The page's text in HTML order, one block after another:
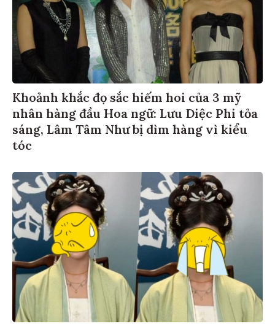
Khoảnh khắc đọ sắc hiếm hoi của 3 mỹ
nhân hàng đầu Hoa ngữ: Lưu Diệc Phi tỏa
sáng, Lâm Tâm Như bị dìm hàng vì kiểu
tóc